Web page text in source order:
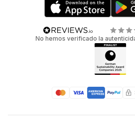
No hemos verificado la